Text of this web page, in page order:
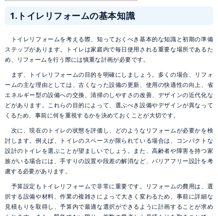
1.トイレリフォームの基本知識
トイレリフォームを考える際、知っておくべき基本的な知識と初期の準備
ステップがあります。トイレは家庭内で毎日使用される重要な場所であるた
め、リフォームを行う際には慎重な計画が必要です。
まず、トイレリフォームの目的を明確にしましょう。多くの場合、リフォ
ームの主な理由としては、古くなった設備の更新、使用の快適性の向上、省
エネルギー型の設備への交換、清掃のしやすさの改善、デザインの近代化な
どがあります。これらの目的によって、選ぶべき設備やデザインが異なって
くるため、事前に何を重視するかを決めておくことが大切です。
次に、現在のトイレの状態を評価し、どのようなリフォームが必要かを検
討します。例えば、トイレのスペースが限られている場合は、コンパクトな
設計のトイレを選ぶことが望ましいでしょう。また、高齢者や障害を持つ家
族がいる場合には、手すりの設置や段差の解消など、バリアフリー設計を考
慮する必要があります。
予算設定もトイレリフォームで非常に重要です。リフォームの費用は、選
択する設備や材料、作業の複雑さによって大きく変わるため、事前に詳細な
見積もりを取得し、予算内で最適な選択ができるように計画することが求め